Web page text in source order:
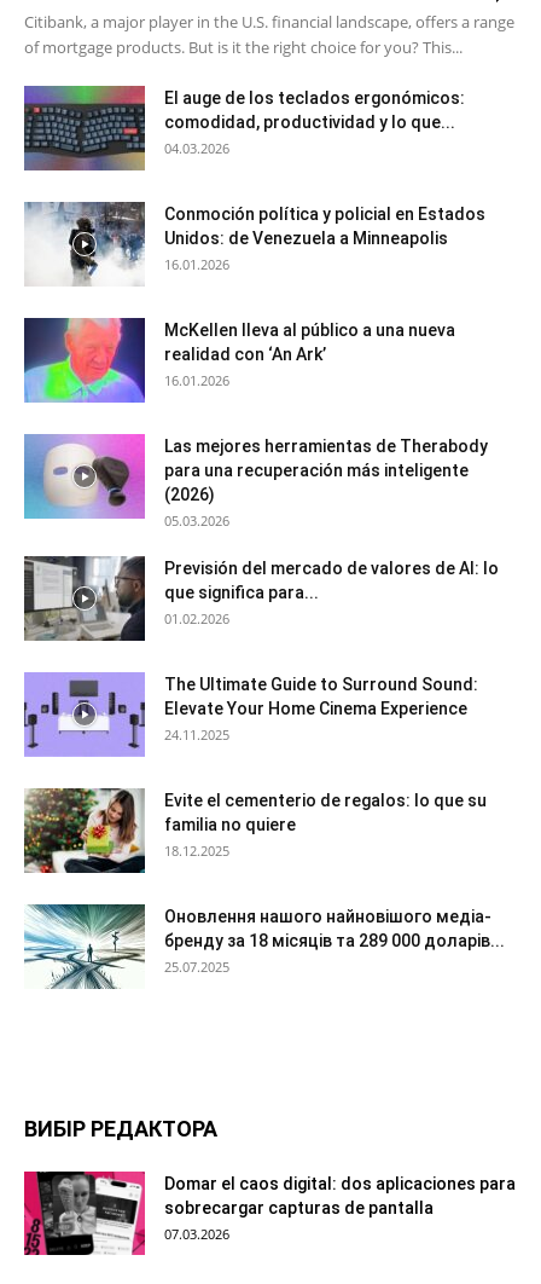
Citibank, a major player in the U.S. financial landscape, offers a range
of mortgage products. But is it the right choice for you? This...
El auge de los teclados ergonómicos:
comodidad, productividad y lo que...
04.03.2026
Conmoción política y policial en Estados
Unidos: de Venezuela a Minneapolis
16.01.2026
McKellen lleva al público a una nueva
realidad con ‘An Ark’
16.01.2026
Las mejores herramientas de Therabody
para una recuperación más inteligente
(2026)
05.03.2026
Previsión del mercado de valores de AI: lo
que significa para...
01.02.2026
The Ultimate Guide to Surround Sound:
Elevate Your Home Cinema Experience
24.11.2025
Evite el cementerio de regalos: lo que su
familia no quiere
18.12.2025
Оновлення нашого найновішого медіа-
бренду за 18 місяців та 289 000 доларів...
25.07.2025
ВИБІР РЕДАКТОРА
Domar el caos digital: dos aplicaciones para
sobrecargar capturas de pantalla
07.03.2026